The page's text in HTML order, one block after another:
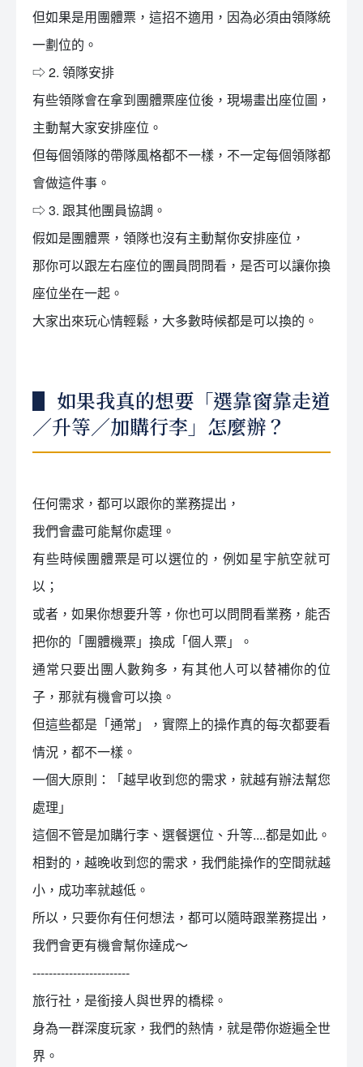
但如果是用團體票，這招不適用，因為必須由領隊統
一劃位的。
⇨ 2. 領隊安排
有些領隊會在拿到團體票座位後，現場畫出座位圖，
主動幫大家安排座位。
但每個領隊的帶隊風格都不一樣，不一定每個領隊都
會做這件事。
⇨ 3. 跟其他團員協調。
假如是團體票，領隊也沒有主動幫你安排座位，
那你可以跟左右座位的團員問問看，是否可以讓你換
座位坐在一起。
大家出來玩心情輕鬆，大多數時候都是可以換的。
▋ 如果我真的想要「選靠窗靠走道
／升等／加購行李」怎麼辦？
任何需求，都可以跟你的業務提出，
我們會盡可能幫你處理。
有些時候團體票是可以選位的，例如星宇航空就可
以；
或者，如果你想要升等，你也可以問問看業務，能否
把你的「團體機票」換成「個人票」。
通常只要出團人數夠多，有其他人可以替補你的位
子，那就有機會可以換。
但這些都是「通常」，實際上的操作真的每次都要看
情況，都不一樣。
一個大原則：「越早收到您的需求，就越有辦法幫您
處理」
這個不管是加購行李、選餐選位、升等....都是如此。
相對的，越晚收到您的需求，我們能操作的空間就越
小，成功率就越低。
所以，只要你有任何想法，都可以隨時跟業務提出，
我們會更有機會幫你達成～
------------------------
旅行社，是銜接人與世界的橋樑。
身為一群深度玩家，我們的熱情，就是帶你遊遍全世
界。